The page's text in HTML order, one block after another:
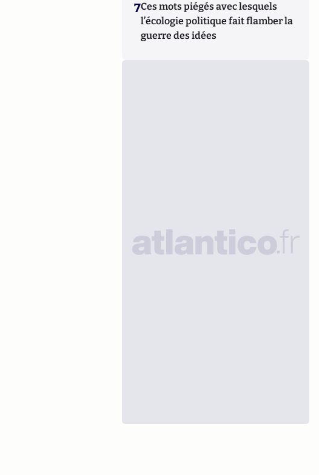
7Ces mots piégés avec lesquels
l’écologie politique fait flamber la
guerre des idées